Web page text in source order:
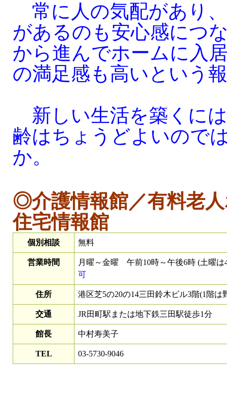
常に人の気配があり
があるのも安心感につ
から進んでホームに入
の満足感も高いという
新しい生活を築くに
齢はちょうどよいので
か。
◎介護情報館／有料老
住宅情報館
個別相談 無料
営業時間
月曜～金曜 午前10時～午後6時 (土曜
可
住所 港区芝5の20の14三田鈴木ビル3階(1階は
交通 JR田町駅または地下鉄三田駅徒歩1分
館長 中村寿美子
TEL 03-5730-9046